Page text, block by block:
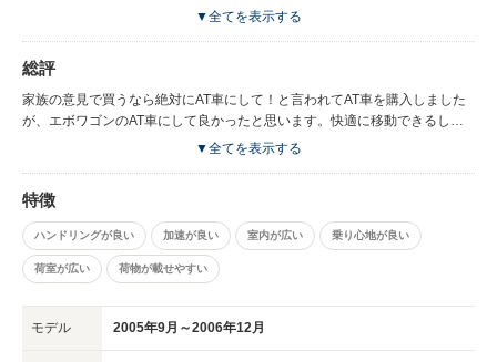
約１２km/L位まで燃費が上がるので、そんなに燃費が悪い印象はないで
▼全てを表示する
総評
家族の意見で買うなら絶対にAT車にして！と言われてAT車を購入しました
が、エボワゴンのAT車にして良かったと思います。快適に移動できるし、
馬力不足を感じる事もなく、移動できるのでとても重宝します、サイズにも
が出来ます。ブレーキの部品やエンジンのタイミングベルト、ハイグリップ
なタイヤなどの交換代金が高いのが難点ですが、それらをしっかりメンテナ
ンスすれば、とても快適に、かつ安全に移動できる車なので、これからエボ
ワゴンを買おうかな？と思っている人にはお勧めの１台です。 ただ、エン
ジン音がノーマルでも大きめなので、早朝や深夜の車の出し入れに気を使う
事があります…。 これを除けば、とても快適で素晴らしい車です～♪
▼全てを表示する
特徴
ハンドリングが良い 加速が良い 室内が広い 乗り心地が良い
荷室が広い 荷物が載せやすい
モデル 2005年9月～2006年12月